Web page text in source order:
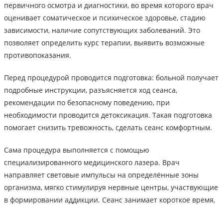
первичного осмотра и диагностики, во время которого врач
оценивает соматическое и психическое здоровье, стадию
зависимости, наличие сопутствующих заболеваний. Это
позволяет определить курс терапии, выявить возможные
противопоказания.
Перед процедурой проводится подготовка: больной получает
подробные инструкции, разъясняется ход сеанса,
рекомендации по безопасному поведению, при
необходимости проводится детоксикация. Такая подготовка
помогает снизить тревожность, сделать сеанс комфортным.
Сама процедура выполняется с помощью
специализированного медицинского лазера. Врач
направляет световые импульсы на определённые зоны
организма, мягко стимулируя нервные центры, участвующие
в формировании аддикции. Сеанс занимает короткое время,